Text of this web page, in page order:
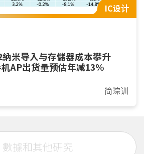
IC设计
納米导入与存儲器成本攀升
AP出货量预估年减13%
简琮训